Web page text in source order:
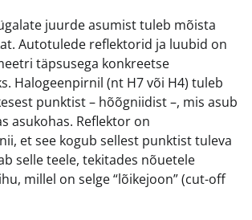
juurde asumist tuleb mõista
Autotulede reflektorid ja luubid on
täpsusega konkreetse
Halogeenpirnil (nt H7 või H4) tuleb
punktist – hõõgniidist –, mis asub
asukohas. Reflektor on
et see kogub sellest punktist tuleva
selle teele, tekitades nõuetele
millel on selge “lõikejoon” (cut-off